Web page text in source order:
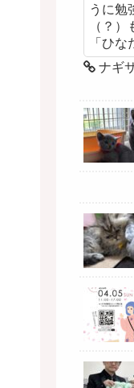
うに勉
（？
「ひな
ナギ